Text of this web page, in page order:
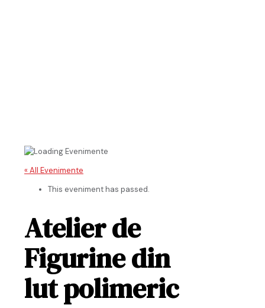
« All Evenimente
This eveniment has passed.
Atelier de
Figurine din
lut polimeric